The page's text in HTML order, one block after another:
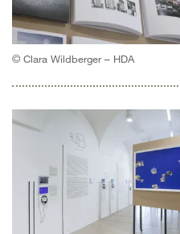
© Clara Wildberger – HDA